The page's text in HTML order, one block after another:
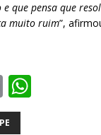
que pensa que
muito ruim”,
E
m